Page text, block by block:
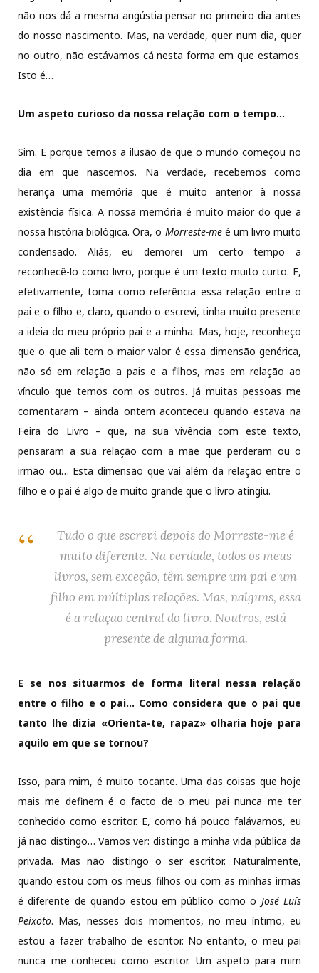
não nos dá a mesma angústia pensar no primeiro dia antes
do nosso nascimento. Mas, na verdade, quer num dia, quer
no outro, não estávamos cá nesta forma em que estamos.
Isto é…
Um aspeto curioso da nossa relação com o tempo…
Sim. E porque temos a ilusão de que o mundo começou no
dia em que nascemos. Na verdade, recebemos como
herança uma memória que é muito anterior à nossa
existência física. A nossa memória é muito maior do que a
nossa história biológica. Ora, o Morreste-meé um livro muito
condensado. Aliás, eu demorei um certo tempo a
reconhecê-lo como livro, porque é um texto muito curto. E,
efetivamente, toma como referência essa relação entre o
pai e o filho e, claro, quando o escrevi, tinha muito presente
a ideia do meu próprio pai e a minha. Mas, hoje, reconheço
que o que ali tem o maior valor é essa dimensão genérica,
não só em relação a pais e a filhos, mas em relação ao
vínculo que temos com os outros. Já muitas pessoas me
comentaram – ainda ontem aconteceu quando estava na
Feira do Livro – que, na sua vivência com este texto,
pensaram a sua relação com a mãe que perderam ou o
irmão ou… Esta dimensão que vai além da relação entre o
filho e o pai é algo de muito grande que o livro atingiu.
Tudo o que escrevi depois do Morreste-me é
muito diferente. Na verdade, todos os meus
livros, sem exceção, têm sempre um pai e um
filho em múltiplas relações. Mas, nalguns, essa
é a relação central do livro. Noutros, está
presente de alguma forma.
E se nos situarmos de forma literal nessa relação
entre o filho e o pai… Como considera que o pai que
tanto lhe dizia «Orienta-te, rapaz» olharia hoje para
aquilo em que se tornou?
Isso, para mim, é muito tocante. Uma das coisas que hoje
mais me definem é o facto de o meu pai nunca me ter
conhecido como escritor. E, como há pouco falávamos, eu
já não distingo… Vamos ver: distingo a minha vida pública da
privada. Mas não distingo o ser escritor. Naturalmente,
quando estou com os meus filhos ou com as minhas irmãs
é diferente de quando estou em público como o José Luís
Peixoto. Mas, nesses dois momentos, no meu íntimo, eu
estou a fazer trabalho de escritor. No entanto, o meu pai
nunca me conheceu como escritor. Um aspeto para mim